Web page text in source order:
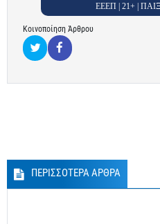
ΕΕΕΠ | 21+ |
Κοινοποίηση Άρθρου
ΠΕΡΙΣΣΟΤΕΡΑ ΑΡΘΡΑ